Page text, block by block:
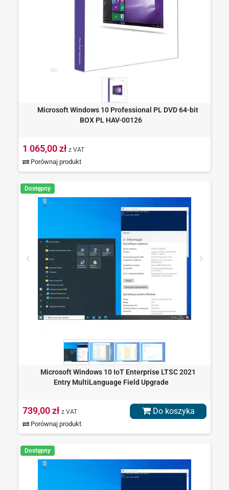
Microsoft Windows 10 Professional PL DVD 64-bit
BOX PL HAV-00126
1 065,00 zł z VAT
Porównaj produkt
Dostępny
Microsoft Windows 10 IoT Enterprise LTSC 2021
Entry MultiLanguage Field Upgrade
739,00 zł z VAT
Porównaj produkt
Do koszyka
Dostępny